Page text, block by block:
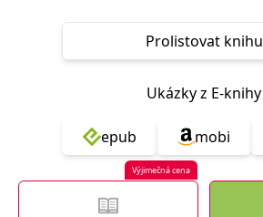
Prolistovat knihu
Ukázky z E-knihy
epub mobi
Výjimečná cena